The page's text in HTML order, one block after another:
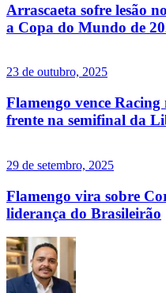
Arrascaeta sofre lesão
a Copa do Mundo de
23 de outubro, 2025
Flamengo vence
frente na semifinal da
29 de setembro, 2025
Flamengo vira sobre
liderança do Brasileirão